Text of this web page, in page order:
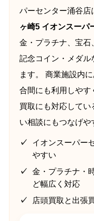
パーセンター涌谷店
ヶ崎5 イオンスーパ
金・プラチナ、宝石
記念コイン・メダル
ます。 商業施設内
合間にも利用しやす
買取にも対応して
い相談にもつなげや
イオンスーパー
やすい
金・プラチナ・
ど幅広く対応
店頭買取と出張